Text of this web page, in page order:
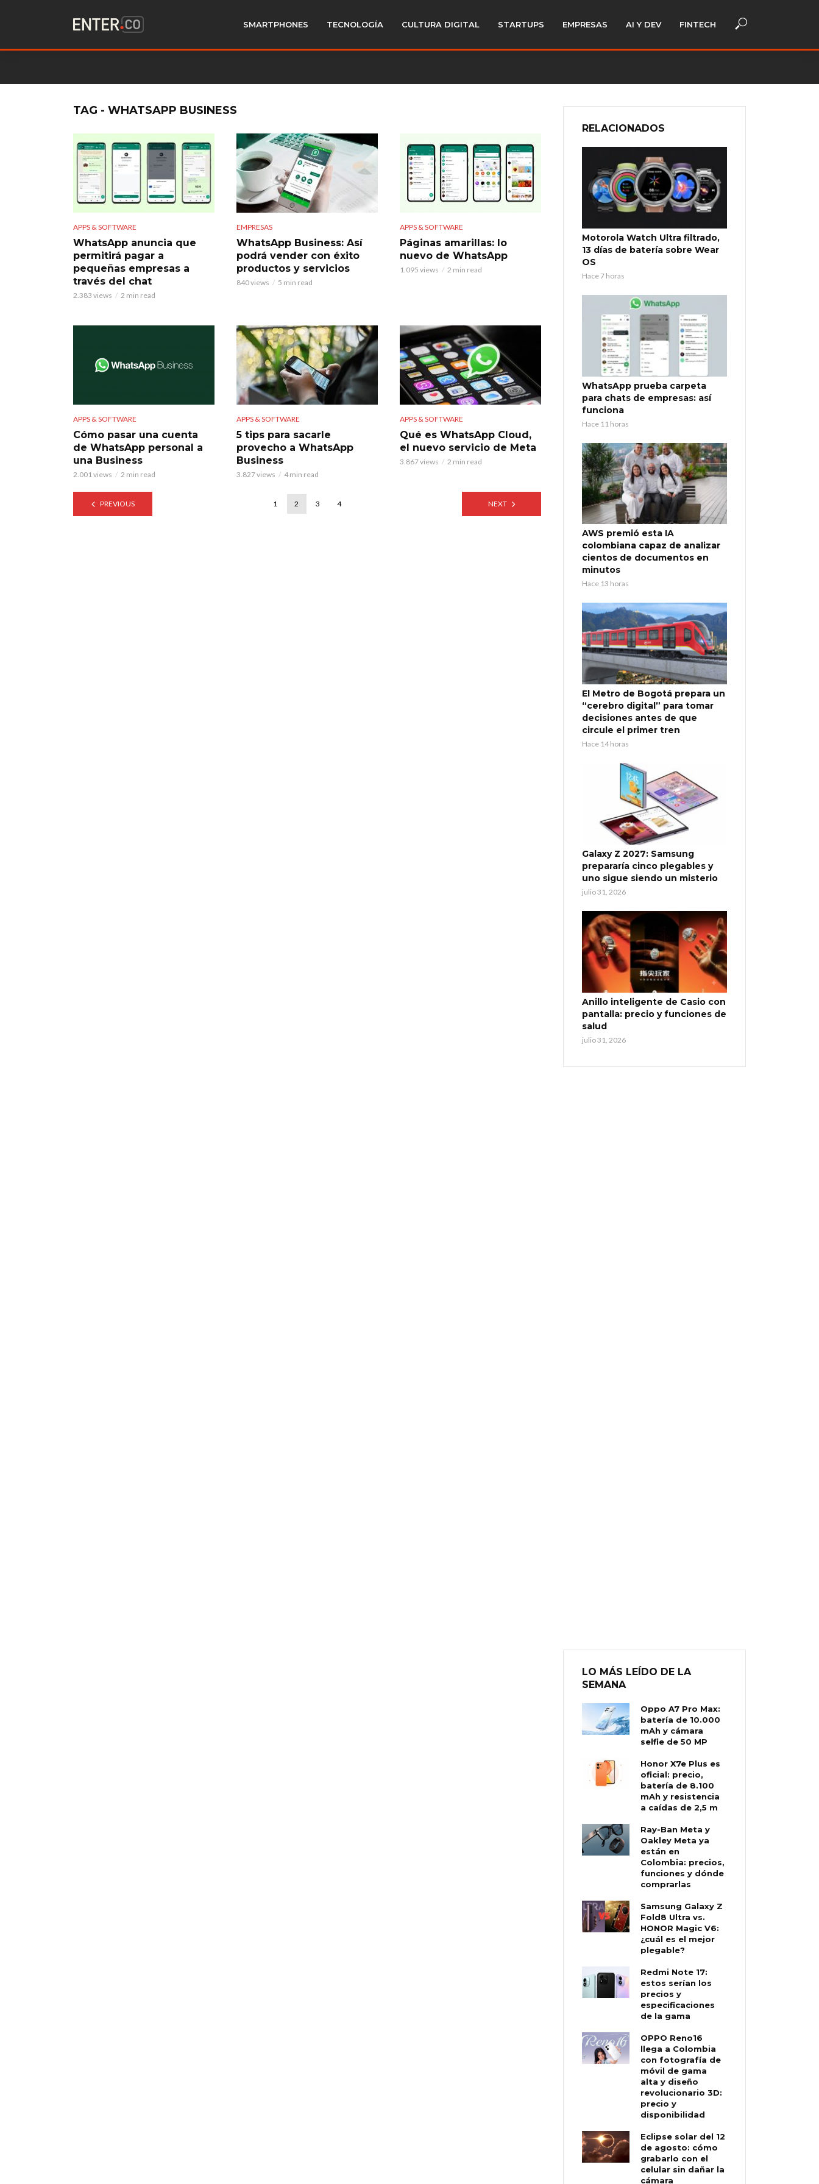
SMARTPHONES TECNOLOGÍA CULTURA DIGITAL STARTUPS EMPRESAS AI Y DEV FINTECH
TAG - WHATSAPP BUSINESS
APPS & SOFTWARE
WhatsApp anuncia que
permitirá pagar a
pequeñas empresas a
través del chat
2.383 views 2 min read
EMPRESAS
WhatsApp Business: Así
podrá vender con éxito
productos y servicios
840 views 5 min read
APPS & SOFTWARE
Páginas amarillas: lo
nuevo de WhatsApp
1.095 views 2 min read
APPS & SOFTWARE
Cómo pasar una cuenta
de WhatsApp personal a
una Business
2.001 views 2 min read
APPS & SOFTWARE
5 tips para sacarle
provecho a WhatsApp
Business
3.827 views 4 min read
APPS & SOFTWARE
Qué es WhatsApp Cloud,
el nuevo servicio de Meta
3.867 views 2 min read
PREVIOUS 1 2 3 4 NEXT
RELACIONADOS
Motorola Watch Ultra filtrado,
13 días de batería sobre Wear
OS
Hace 7 horas
WhatsApp prueba carpeta
para chats de empresas: así
funciona
Hace 11 horas
AWS premió esta IA
colombiana capaz de analizar
cientos de documentos en
minutos
Hace 13 horas
El Metro de Bogotá prepara un
“cerebro digital” para tomar
decisiones antes de que
circule el primer tren
Hace 14 horas
Galaxy Z 2027: Samsung
prepararía cinco plegables y
uno sigue siendo un misterio
julio 31, 2026
Anillo inteligente de Casio con
pantalla: precio y funciones de
salud
julio 31, 2026
LO MÁS LEÍDO DE LA
SEMANA
Oppo A7 Pro Max:
batería de 10.000
mAh y cámara
selfie de 50 MP
Honor X7e Plus es
oficial: precio,
batería de 8.100
mAh y resistencia
a caídas de 2,5 m
Ray-Ban Meta y
Oakley Meta ya
están en
Colombia: precios,
funciones y dónde
comprarlas
Samsung Galaxy Z
Fold8 Ultra vs.
HONOR Magic V6:
¿cuál es el mejor
plegable?
Redmi Note 17:
estos serían los
precios y
especificaciones
de la gama
OPPO Reno16
llega a Colombia
con fotografía de
móvil de gama
alta y diseño
revolucionario 3D:
precio y
disponibilidad
Eclipse solar del 12
de agosto: cómo
grabarlo con el
celular sin dañar la
cámara